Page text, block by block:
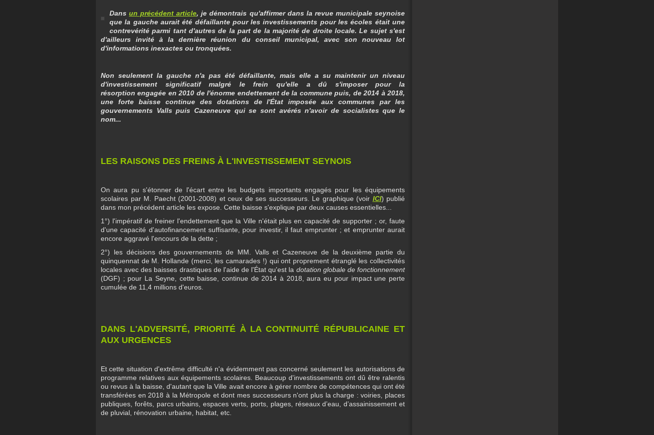
Dansun précédent article, je démontrais qu'affirmer dans la revue municipale seynoise
que la gauche aurait été défaillante pour les investissements pour les écoles était une
contrevérité parmi tant d'autres de la part de la majorité de droite locale.Le sujet s'est
d'ailleurs invité à la dernièreréunion du conseil municipal, avec son nouveau lot
d'informations inexactes ou tronquées.
Non seulement la gauche n'a pas été défaillante, mais elle a su maintenir un niveau
d'investissement significatif malgré le frein qu'elle a dû s'imposer pour la
résorption engagée en 2010 de l'énorme endettement de la commune puis, de 2014 à 2018,
une forte baisse continue des dotations de l'État imposée aux communes par les
gouvernements Valls puis Cazeneuve qui se sont avérés n'avoir de socialistes que le
nom...
LES RAISONS DES FREINS À L'INVESTISSEMENT SEYNOIS
On aura pu s'étonner de l'écart entre les budgets importants engagés pour les équipements
scolaires par M. Paecht (2001-2008) et ceux de ses successeurs. Le graphique (voir ICI) publié
dans mon précédent article les expose. Cette baisse s'explique par deux causes essentielles...
1°) l'impératif de freiner l'endettement que la Ville n'était plus en capacité de supporter ; or, faute
d'une capacité d'autofinancement suffisante, pour investir, il faut emprunter ; et emprunter aurait
encore aggravé l'encours de la dette ;
2°) les décisions des gouvernements de MM. Valls et Cazeneuve de la deuxième partie du
quinquennat de M. Hollande (merci, les camarades !) qui ont proprement étranglé les collectivités
locales avec des baisses drastiques de l'aide de l'État qu'est la dotation globale de fonctionnement
(DGF) ; pour La Seyne, cette baisse, continue de 2014 à 2018, aura eu pour impact une perte
cumulée de 11,4 millions d'euros.
DANS L'ADVERSITÉ, PRIORITÉ À LA CONTINUITÉ RÉPUBLICAINE ET
AUX URGENCES
Et cette situation d'extrême difficulté n'a évidemment pas concerné seulement les autorisations de
programme relatives aux équipements scolaires. Beaucoup d'investissements ont dû être ralentis
ou revus à la baisse, d'autant que la Ville avait encore à gérer nombre de compétences qui ont été
transférées en 2018 à la Métropole et dont mes successeurs n'ont plus la charge : voiries, places
publiques, forêts, parcs urbains, espaces verts, ports, plages, réseaux d’eau, d’assainissement et
de pluvial, rénovation urbaine, habitat, etc.